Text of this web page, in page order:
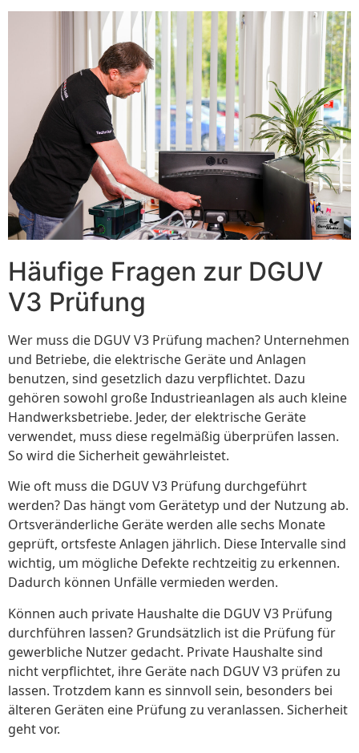
Häufige Fragen zur DGUV
V3 Prüfung
Wer muss die DGUV V3 Prüfung machen? Unternehmen
und Betriebe, die elektrische Geräte und Anlagen
benutzen, sind gesetzlich dazu verpflichtet. Dazu
gehören sowohl große Industrieanlagen als auch kleine
Handwerksbetriebe. Jeder, der elektrische Geräte
verwendet, muss diese regelmäßig überprüfen lassen.
So wird die Sicherheit gewährleistet.
Wie oft muss die DGUV V3 Prüfung durchgeführt
werden? Das hängt vom Gerätetyp und der Nutzung ab.
Ortsveränderliche Geräte werden alle sechs Monate
geprüft, ortsfeste Anlagen jährlich. Diese Intervalle sind
wichtig, um mögliche Defekte rechtzeitig zu erkennen.
Dadurch können Unfälle vermieden werden.
Können auch private Haushalte die DGUV V3 Prüfung
durchführen lassen? Grundsätzlich ist die Prüfung für
gewerbliche Nutzer gedacht. Private Haushalte sind
nicht verpflichtet, ihre Geräte nach DGUV V3 prüfen zu
lassen. Trotzdem kann es sinnvoll sein, besonders bei
älteren Geräten eine Prüfung zu veranlassen. Sicherheit
geht vor.